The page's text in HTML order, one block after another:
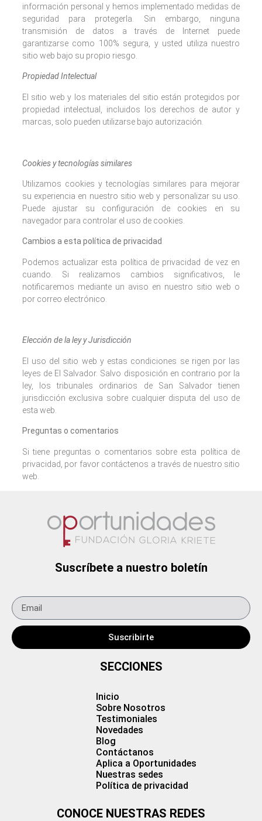
información personal y hemos implementado medidas de
seguridad para protegerla. Sin embargo, ninguna
transmisión de datos a través de Internet puede
garantizarse como 100% segura, y usted utiliza nuestro
sitio web bajo su propio riesgo.
Propiedad Intelectual
El sitio web y los materiales del sitio están protegidos por
propiedad intelectual, incluidos los derechos de autor y
marcas, solo pueden utilizarse bajo autorización.
Cookies y tecnologías similares
Utilizamos cookies y tecnologías similares para mejorar
su experiencia en nuestro sitio web y personalizar su uso.
Puede ajustar su configuración de cookies en su
navegador para controlar el uso de cookies.
Cambios a esta política de privacidad
Podemos actualizar esta política de privacidad de vez en
cuando. Si realizamos cambios significativos, le
notificaremos mediante un aviso en nuestro sitio web o
por correo electrónico.
Elección de la ley y Jurisdicción
El uso del sitio web y estas condiciones se rigen por las
leyes de El Salvador. Salvo disposición en contrario por la
ley, los tribunales ordinarios de San Salvador tienen
jurisdicción exclusiva sobre cualquier disputa del uso de
esta web.
Preguntas o comentarios
Si tiene preguntas o comentarios sobre esta política de
privacidad, por favor contáctenos a través de nuestro sitio
web.
Suscríbete a nuestro boletín
Suscribirte
SECCIONES
Inicio
Sobre Nosotros
Testimoniales
Novedades
Blog
Contáctanos
Aplica a Oportunidades
Nuestras sedes
Política de privacidad
CONOCE NUESTRAS REDES